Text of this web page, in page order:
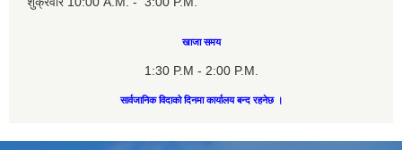
खाजा समय
1:30 P.M - 2:00 P.M.
सार्वजानिक विदाको दिनमा कार्यालय बन्द रहनेछ ।